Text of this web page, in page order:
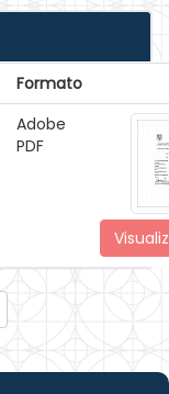
Formato
Adobe
PDF